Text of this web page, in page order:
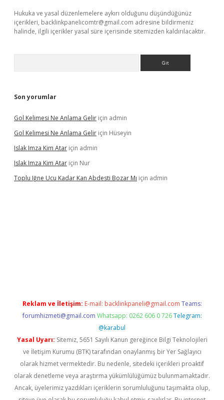
Hukuka ve yasal düzenlemelere aykırı olduğunu düşündüğünüz
içerikleri, backlinkpanelicomtr@gmail.com adresine bildirmeniz
halinde, ilgili içerikler yasal süre içerisinde sitemizden kaldırılacaktır.
Son yorumlar
Gol Kelimesi Ne Anlama Gelir için admin
Gol Kelimesi Ne Anlama Gelir için Hüseyin
Islak Imza Kim Atar için admin
Islak Imza Kim Atar için Nur
Toplu Iğne Ucu Kadar Kan Abdesti Bozar Mı için admin
Reklam ve İletişim: E-mail: backlinkpaneli@gmail.com Teams:
forumhizmeti@gmail.com Whatsapp: 0262 606 0 726 Telegram:
@karabul
Yasal Uyarı: Sitemiz, 5651 Sayılı Kanun gereğince Bilgi Teknolojileri
ve İletişim Kurumu (BTK) tarafından onaylanmış bir Yer Sağlayıcı
olarak hizmet vermektedir. Bu nedenle, sitedeki içerikleri proaktif
olarak denetleme veya araştırma yükümlülüğümüz bulunmamaktadır.
Ancak, üyelerimiz yazdıkları içeriklerin sorumluluğunu taşımakta olup,